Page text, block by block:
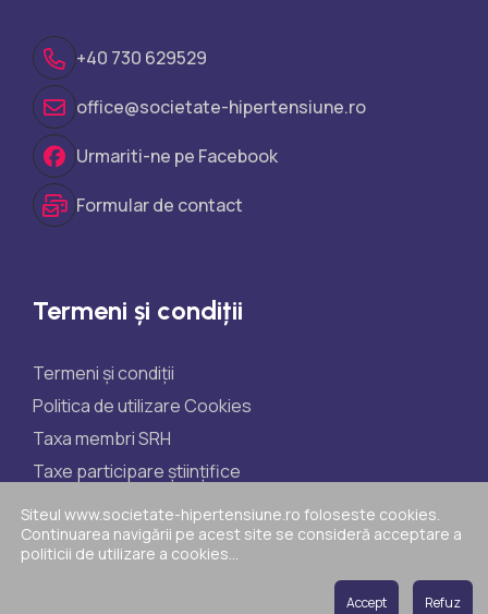
+40 730 629529
office@societate-hipertensiune.ro
Urmariti-ne pe Facebook
Formular de contact
Termeni și condiții
Termeni și condiții
Politica de utilizare Cookies
Taxa membri SRH
Taxe participare științifice
Politica de reclamații
ANPC
Siteul www.societate-hipertensiune.ro foloseste cookies.
Continuarea navigării pe acest site se consideră acceptare a
politicii de utilizare a cookies...
Accept Refuz